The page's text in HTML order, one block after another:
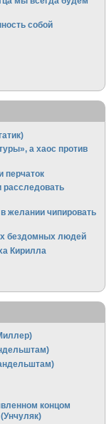
собой
а хаос против
перчаток
расследовать
желании чипировать
бездомных людей
Кирилла
концом